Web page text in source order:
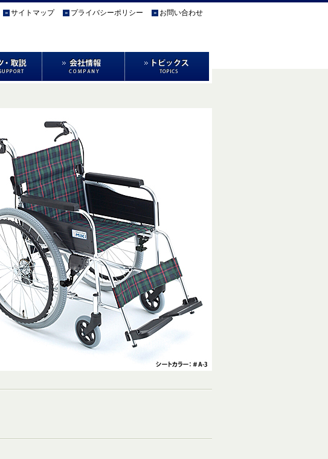
サイトマップ プライバシーポリシー お問い合わせ